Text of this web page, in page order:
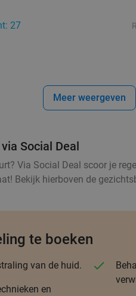
27
Meer weergeven
Social Deal
Via Social Deal scoor je
Bekijk hierboven de
te boeken
van de huid.
en